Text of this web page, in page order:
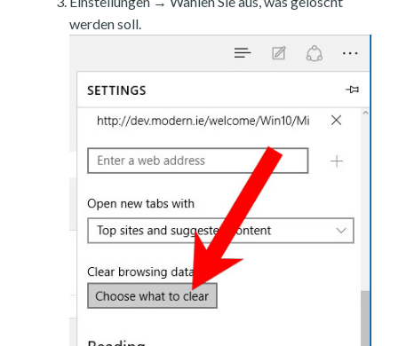
werden soll.